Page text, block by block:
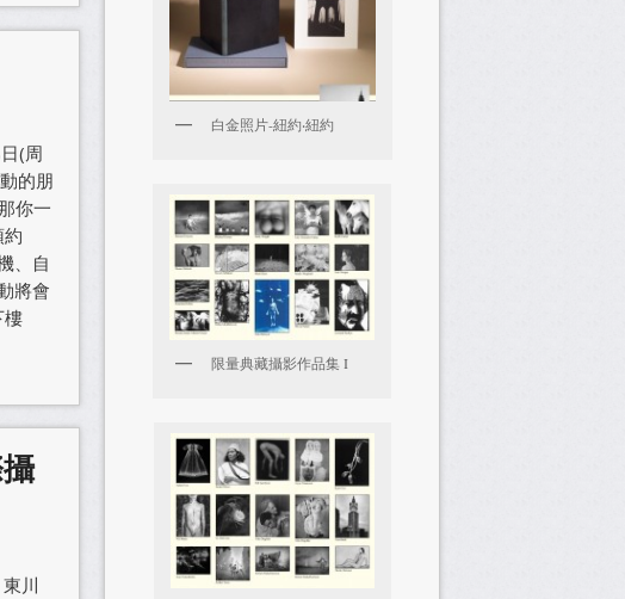
(周
的朋
你一
、自
將會
樓
川
白金照片-紐約‧紐約
限量典藏攝影作品集 I